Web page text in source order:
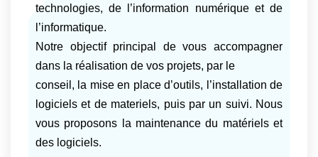
technologies, de l’information numérique et de
l’informatique.
Notre objectif principal de vous accompagner
dans la réalisation de vos projets, par le
conseil, la mise en place d’outils, l’installation de
logiciels et de materiels, puis par un suivi. Nous
vous proposons la maintenance du matériels et
des logiciels.